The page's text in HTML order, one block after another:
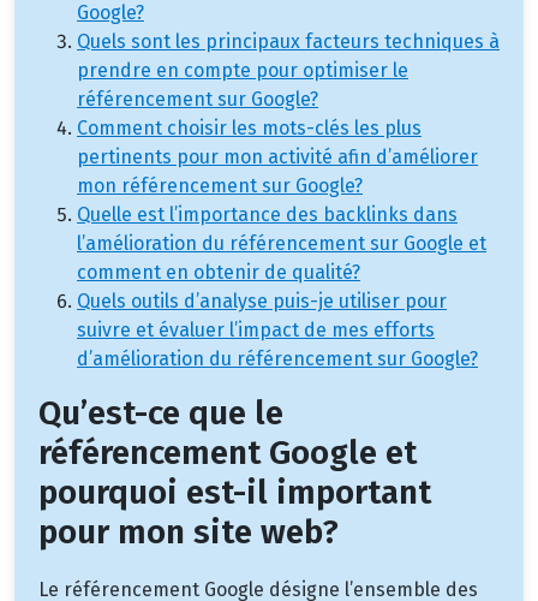
Google?
Quels sont les principaux facteurs techniques à
prendre en compte pour optimiser le
référencement sur Google?
Comment choisir les mots-clés les plus
pertinents pour mon activité afin d’améliorer
mon référencement sur Google?
Quelle est l’importance des backlinks dans
l’amélioration du référencement sur Google et
comment en obtenir de qualité?
Quels outils d’analyse puis-je utiliser pour
suivre et évaluer l’impact de mes efforts
d’amélioration du référencement sur Google?
Qu’est-ce que le
référencement Google et
pourquoi est-il important
pour mon site web?
Le référencement Google désigne l’ensemble des